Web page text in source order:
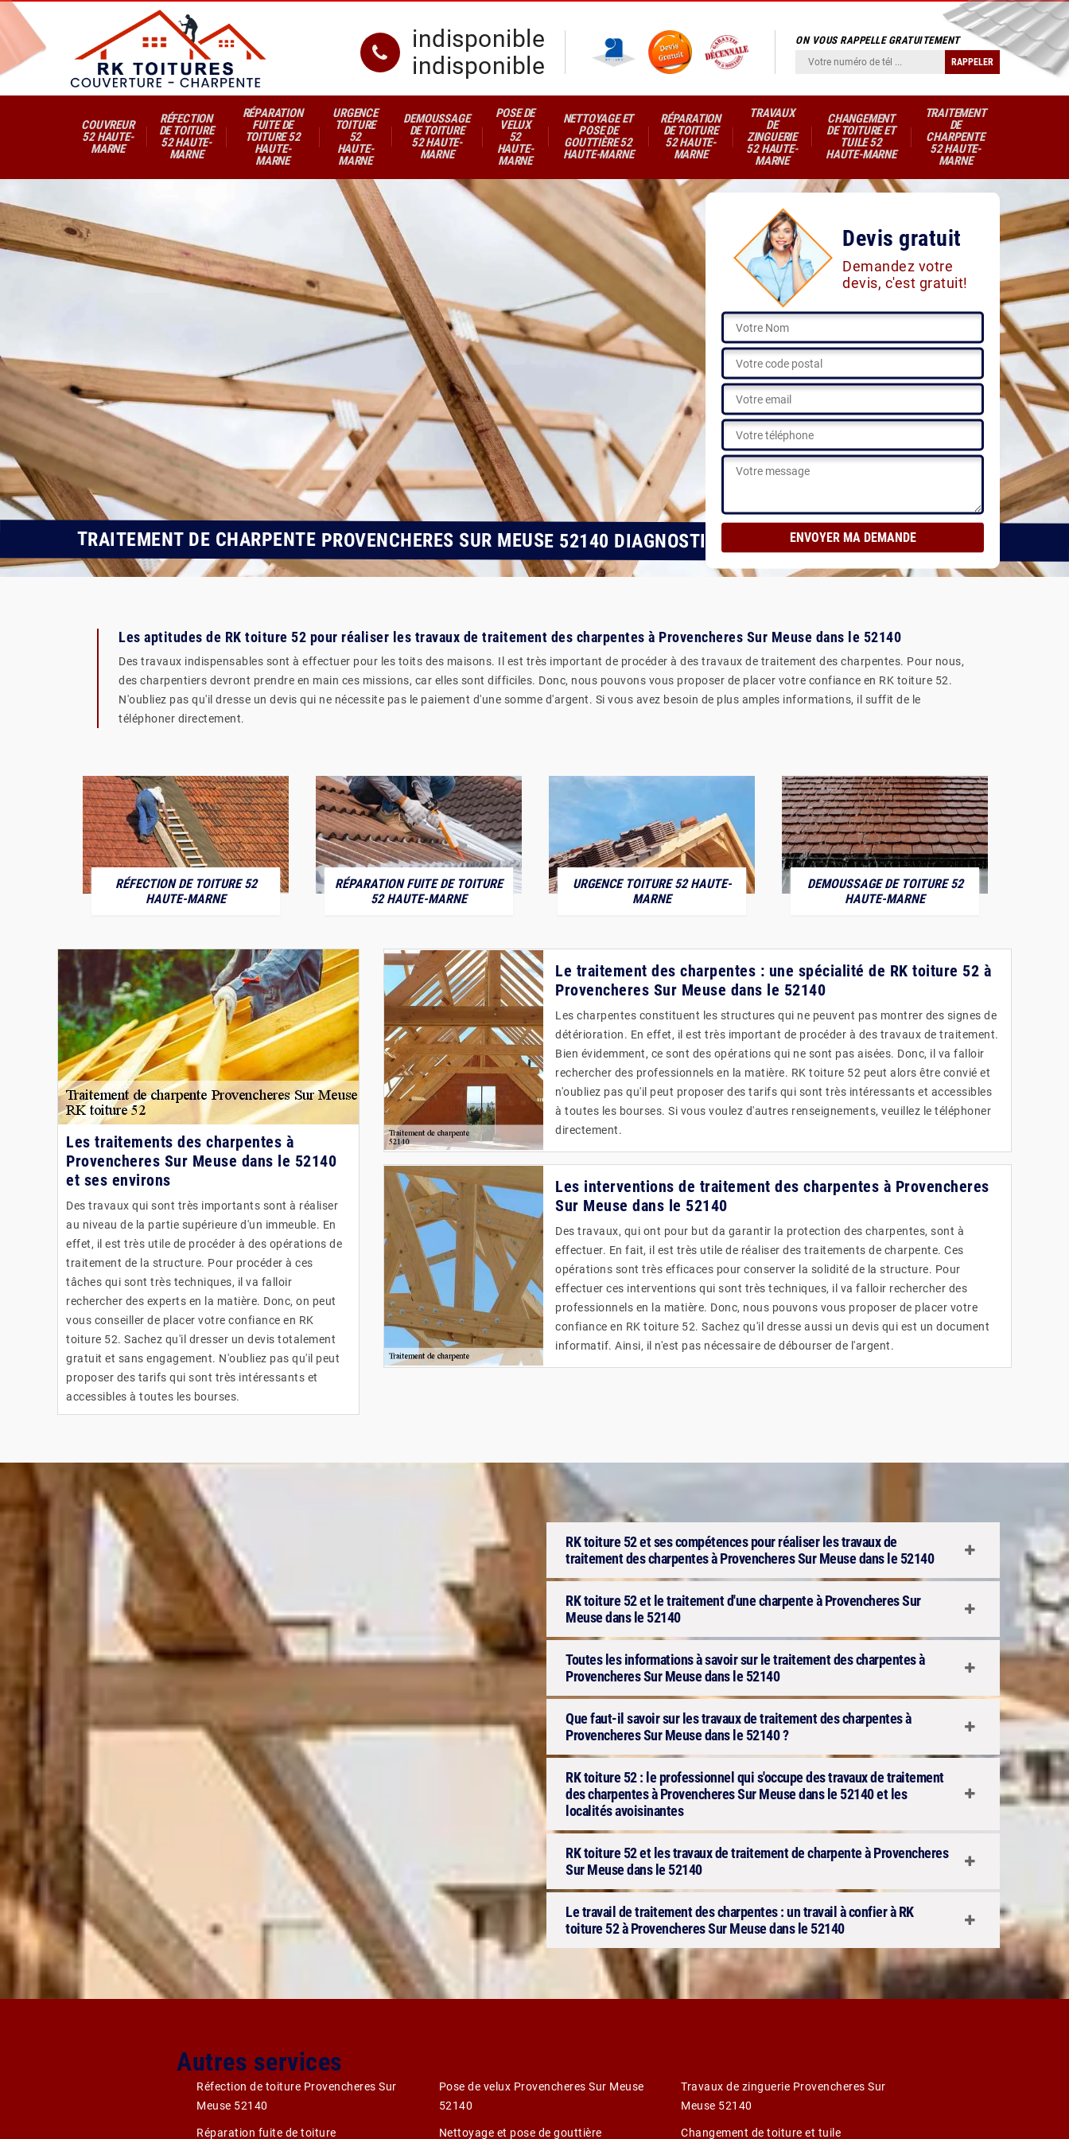
indisponible
indisponible
ON VOUS RAPPELLE GRATUITEMENT
COUVREUR
52 HAUTE-
MARNE
RÉFECTION
DE TOITURE
52 HAUTE-
MARNE
RÉPARATION
FUITE DE
TOITURE 52
HAUTE-
MARNE
URGENCE
TOITURE
52
HAUTE-
MARNE
DEMOUSSAGE
DE TOITURE
52 HAUTE-
MARNE
POSE DE
VELUX
52
HAUTE-
MARNE
NETTOYAGE ET
POSE DE
GOUTTIÈRE 52
HAUTE-MARNE
RÉPARATION
DE TOITURE
52 HAUTE-
MARNE
TRAVAUX
DE
ZINGUERIE
52 HAUTE-
MARNE
CHANGEMENT
DE TOITURE ET
TUILE 52
HAUTE-MARNE
TRAITEMENT
DE
CHARPENTE
52 HAUTE-
MARNE
Devis gratuit
Demandez votre
devis, c'est gratuit!
TRAITEMENT DE CHARPENTE PROVENCHERES SUR MEUSE 52140 DIAGNOSTIC GRATUIT Voir nos réalisations
Les aptitudes de RK toiture 52 pour réaliser les travaux de traitement des charpentes à Provencheres Sur Meuse dans le 52140
Des travaux indispensables sont à effectuer pour les toits des maisons. Il est très important de procéder à des travaux de traitement des charpentes. Pour nous,
des charpentiers devront prendre en main ces missions, car elles sont difficiles. Donc, nous pouvons vous proposer de placer votre confiance en RK toiture 52.
N'oubliez pas qu'il dresse un devis qui ne nécessite pas le paiement d'une somme d'argent. Si vous avez besoin de plus amples informations, il suffit de le
téléphoner directement.
RÉFECTION DE TOITURE 52
HAUTE-MARNE
RÉPARATION FUITE DE TOITURE
52 HAUTE-MARNE
URGENCE TOITURE 52 HAUTE-
MARNE
DEMOUSSAGE DE TOITURE 52
HAUTE-MARNE
Les traitements des charpentes à
Provencheres Sur Meuse dans le 52140
et ses environs
Des travaux qui sont très importants sont à réaliser
au niveau de la partie supérieure d'un immeuble. En
effet, il est très utile de procéder à des opérations de
traitement de la structure. Pour procéder à ces
tâches qui sont très techniques, il va falloir
rechercher des experts en la matière. Donc, on peut
vous conseiller de placer votre confiance en RK
toiture 52. Sachez qu'il dresser un devis totalement
gratuit et sans engagement. N'oubliez pas qu'il peut
proposer des tarifs qui sont très intéressants et
accessibles à toutes les bourses.
Le traitement des charpentes : une spécialité de RK toiture 52 à
Provencheres Sur Meuse dans le 52140
Les charpentes constituent les structures qui ne peuvent pas montrer des signes de
détérioration. En effet, il est très important de procéder à des travaux de traitement.
Bien évidemment, ce sont des opérations qui ne sont pas aisées. Donc, il va falloir
rechercher des professionnels en la matière. RK toiture 52 peut alors être convié et
n'oubliez pas qu'il peut proposer des tarifs qui sont très intéressants et accessibles
à toutes les bourses. Si vous voulez d'autres renseignements, veuillez le téléphoner
directement.
Les interventions de traitement des charpentes à Provencheres
Sur Meuse dans le 52140
Des travaux, qui ont pour but da garantir la protection des charpentes, sont à
effectuer. En fait, il est très utile de réaliser des traitements de charpente. Ces
opérations sont très efficaces pour conserver la solidité de la structure. Pour
effectuer ces interventions qui sont très techniques, il va falloir rechercher des
professionnels en la matière. Donc, nous pouvons vous proposer de placer votre
confiance en RK toiture 52. Sachez qu'il dresse aussi un devis qui est un document
informatif. Ainsi, il n'est pas nécessaire de débourser de l'argent.
RK toiture 52 et ses compétences pour réaliser les travaux de
traitement des charpentes à Provencheres Sur Meuse dans le 52140
RK toiture 52 et le traitement d'une charpente à Provencheres Sur
Meuse dans le 52140
Toutes les informations à savoir sur le traitement des charpentes à
Provencheres Sur Meuse dans le 52140
Que faut-il savoir sur les travaux de traitement des charpentes à
Provencheres Sur Meuse dans le 52140 ?
RK toiture 52 : le professionnel qui s'occupe des travaux de traitement
des charpentes à Provencheres Sur Meuse dans le 52140 et les
localités avoisinantes
RK toiture 52 et les travaux de traitement de charpente à Provencheres
Sur Meuse dans le 52140
Le travail de traitement des charpentes : un travail à confier à RK
toiture 52 à Provencheres Sur Meuse dans le 52140
Autres services
Réfection de toiture Provencheres Sur
Meuse 52140
Réparation fuite de toiture
Pose de velux Provencheres Sur Meuse
52140
Nettoyage et pose de gouttière
Travaux de zinguerie Provencheres Sur
Meuse 52140
Changement de toiture et tuile